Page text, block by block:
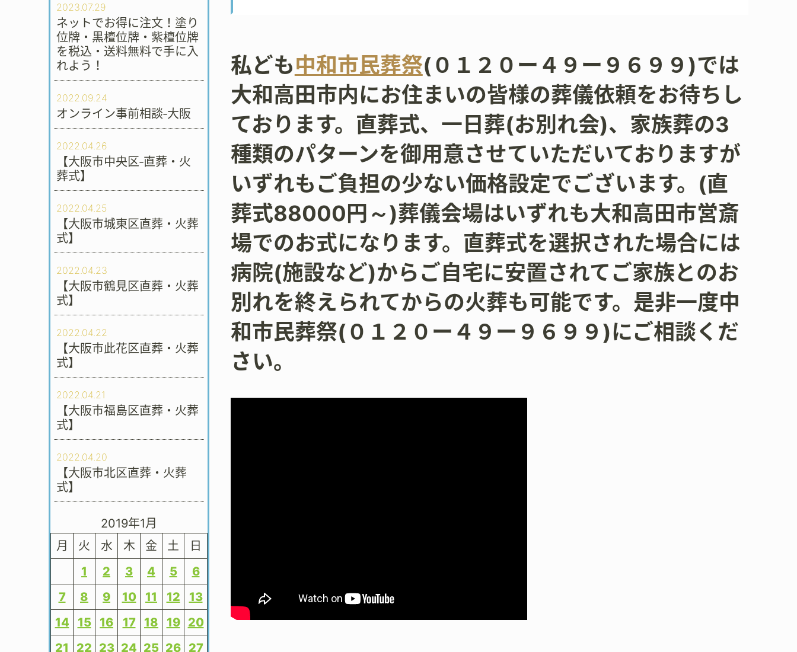
2023.07.29
ネットでお得に注文！塗り
位牌・黒檀位牌・紫檀位牌
を税込・送料無料で手に入
れよう！
2022.09.24
オンライン事前相談‐大阪
2022.04.26
【大阪市中央区‐直葬・火
葬式】
2022.04.25
【大阪市城東区直葬・火葬
式】
2022.04.23
【大阪市鶴見区直葬・火葬
式】
2022.04.22
【大阪市此花区直葬・火葬
式】
2022.04.21
【大阪市福島区直葬・火葬
式】
2022.04.20
【大阪市北区直葬・火葬
式】
2019年1月
月
火 水 木 金 土
日
1
2 3 4 5
6
7
8 9 10 11 12
13
14
15 16 17 18 19
20
21
22 23 24 25 26 27
私ども中和市民葬祭(０１２０ー４９ー９６９９)では
大和高田市内にお住まいの皆様の葬儀依頼をお待ちし
ております。直葬式、一日葬(お別れ会)、家族葬の3
種類のパターンを御用意させていただいておりますが
いずれもご負担の少ない価格設定でございます。(直
葬式88000円～)葬儀会場はいずれも大和高田市営斎
場でのお式になります。直葬式を選択された場合には
病院(施設など)からご自宅に安置されてご家族とのお
別れを終えられてからの火葬も可能です。是非一度中
和市民葬祭(０１２０ー４９ー９６９９)にご相談くだ
さい。